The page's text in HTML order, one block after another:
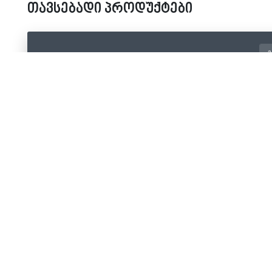
თავსებადი პროდუქტები